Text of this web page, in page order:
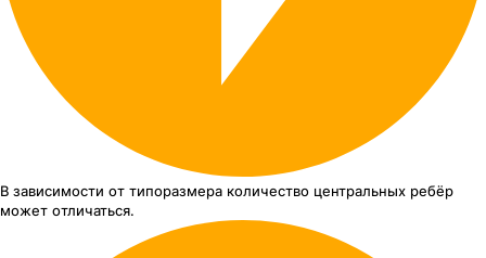
В зависимости от типоразмера количество центральных ребёр
может отличаться.